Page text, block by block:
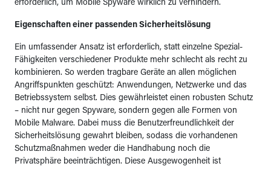
erforderlich, um Mobile Spyware wirklich zu verhindern.
Eigenschaften einer passenden Sicherheitslösung
Ein umfassender Ansatz ist erforderlich, statt einzelne Spezial-
Fähigkeiten verschiedener Produkte mehr schlecht als recht zu
kombinieren. So werden tragbare Geräte an allen möglichen
Angriffspunkten geschützt: Anwendungen, Netzwerke und das
Betriebssystem selbst. Dies gewährleistet einen robusten Schutz
– nicht nur gegen Spyware, sondern gegen alle Formen von
Mobile Malware. Dabei muss die Benutzerfreundlichkeit der
Sicherheitslösung gewahrt bleiben, sodass die vorhandenen
Schutzmaßnahmen weder die Handhabung noch die
Privatsphäre beeinträchtigen. Diese Ausgewogenheit ist